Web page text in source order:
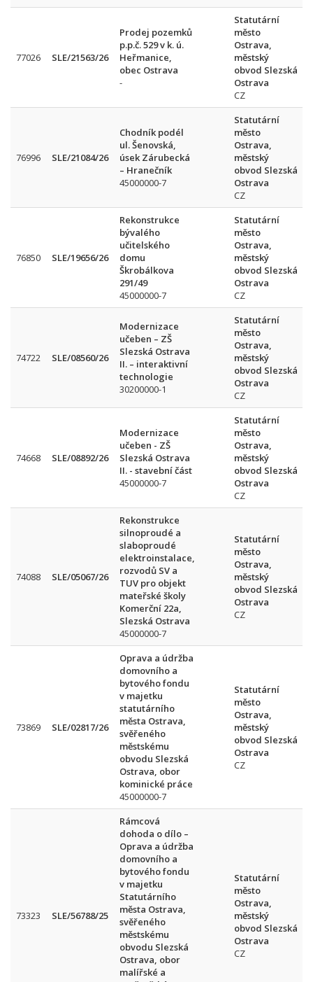
77026 SLE/21563/26
Prodej pozemků
p.p.č. 529 v k. ú.
Heřmanice,
obec Ostrava
-
Statutární
město
Ostrava,
městský
obvod Slezská
Ostrava
CZ
76996 SLE/21084/26
Chodník podél
ul. Šenovská,
úsek Zárubecká
– Hranečník
45000000-7
Statutární
město
Ostrava,
městský
obvod Slezská
Ostrava
CZ
76850 SLE/19656/26
Rekonstrukce
bývalého
učitelského
domu
Škrobálkova
291/49
45000000-7
Statutární
město
Ostrava,
městský
obvod Slezská
Ostrava
CZ
74722 SLE/08560/26
Modernizace
učeben – ZŠ
Slezská Ostrava
II. – interaktivní
technologie
30200000-1
Statutární
město
Ostrava,
městský
obvod Slezská
Ostrava
CZ
74668 SLE/08892/26
Modernizace
učeben - ZŠ
Slezská Ostrava
II. - stavební část
45000000-7
Statutární
město
Ostrava,
městský
obvod Slezská
Ostrava
CZ
74088 SLE/05067/26
Rekonstrukce
silnoproudé a
slaboproudé
elektroinstalace,
rozvodů SV a
TUV pro objekt
mateřské školy
Komerční 22a,
Slezská Ostrava
45000000-7
Statutární
město
Ostrava,
městský
obvod Slezská
Ostrava
CZ
73869 SLE/02817/26
Oprava a údržba
domovního a
bytového fondu
v majetku
statutárního
města Ostrava,
svěřeného
městskému
obvodu Slezská
Ostrava, obor
kominické práce
45000000-7
Statutární
město
Ostrava,
městský
obvod Slezská
Ostrava
CZ
73323 SLE/56788/25
Rámcová
dohoda o dílo –
Oprava a údržba
domovního a
bytového fondu
v majetku
Statutárního
města Ostrava,
svěřeného
městskému
obvodu Slezská
Ostrava, obor
malířské a
Statutární
město
Ostrava,
městský
obvod Slezská
Ostrava
CZ